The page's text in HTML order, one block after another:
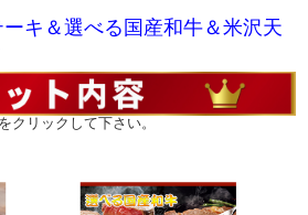
けします。
キ＆選べる国産和牛＆米沢天
リックして下さい。